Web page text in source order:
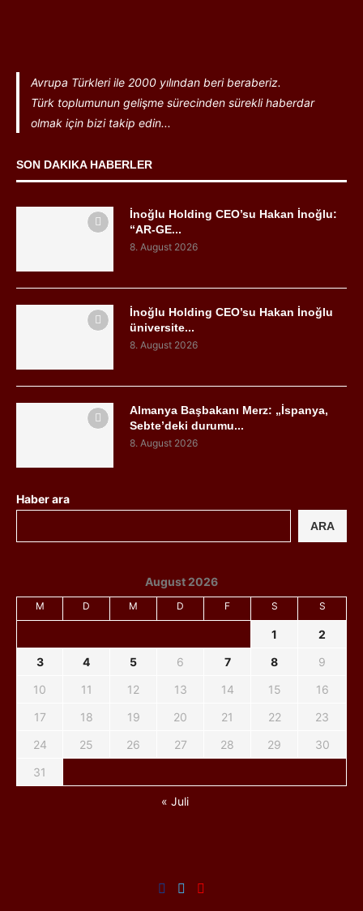
Avrupa Türkleri ile 2000 yılından beri beraberiz.
Türk toplumunun gelişme sürecinden sürekli haberdar
olmak için bizi takip edin...
SON DAKIKA HABERLER
İnoğlu Holding CEO’su Hakan İnoğlu:
“AR-GE...
8. August 2026
İnoğlu Holding CEO’su Hakan İnoğlu
üniversite...
8. August 2026
Almanya Başbakanı Merz: „İspanya,
Sebte’deki durumu...
8. August 2026
Haber ara
ARA
August 2026
M D M D F S S
1
2
3
4 5 6 7 8
9
10
11 12 13 14 15
16
17
18 19 20 21 22
23
24
25 26 27 28 29
30
31
« Juli